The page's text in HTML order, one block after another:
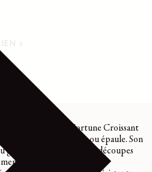
Croissant, le sac Fortune Croissant
pour un porté main ou épaule. Son
à un assemblage de découpes
noués.